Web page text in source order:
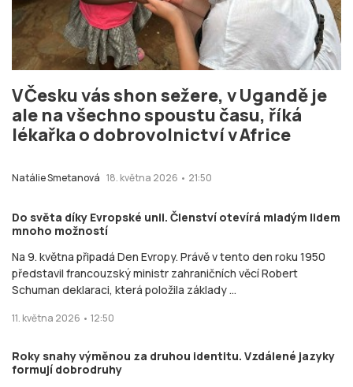
V Česku vás shon sežere, v Ugandě je
ale na všechno spoustu času, říká
lékařka o dobrovolnictví v Africe
Natálie Smetanová 18. května 2026 • 21:50
Do světa díky Evropské unii. Členství otevírá mladým lidem
mnoho možností
Na 9. května připadá Den Evropy. Právě v tento den roku 1950
představil francouzský ministr zahraničních věcí Robert
Schuman deklaraci, která položila základy ...
11. května 2026 • 12:50
Roky snahy výměnou za druhou identitu. Vzdálené jazyky
formují dobrodruhy